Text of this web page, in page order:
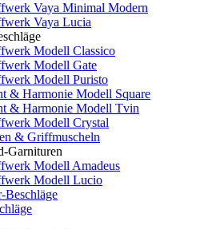
Vaya Minimal Modern
Vaya Lucia
Modell Classico
Modell Gate
Modell Puristo
& Harmonie Modell Square
& Harmonie Modell Tvin
Modell Crystal
& Griffmuscheln
Garnituren
Modell Amadeus
Modell Lucio
Beschläge